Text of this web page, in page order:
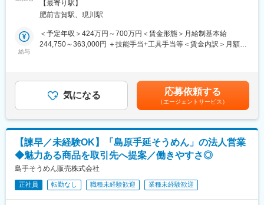
◆英語
英語は必須ではありませんが英語を使えると営業範囲が拡大でき
ます
車検や点検整備・修理・パーツの取り付け等の整備業務に従事い
ただきます。
◇車検/点検整備、一般整備
◇アドバイザーへの作業内容共有連携
説明を行います。
・営業推進室研修 ：営業の販売促進部門より、全3回の研
修を行います。
（入社時・入社より１か月・入社よ
り３か月）
・ブラザー/シスター制度 ：入社より最長で半年間、先輩社員が教
育担当として１名付き、OJTで指導をいたします。
【最寄り駅】
肥前古賀駅、現川駅
給与
＜予定年収＞424万円～700万円＜賃金形態＞月給制基本給
244,750～363,000円 ＋技能手当+工具手当等＜賃金内訳＞月額
む・残業代（1分単位で支給。1か月平均残業時間:25時間）・イン
センティブ別途支給・賞与 年２回支給（6月,12月）・給与
改定 年２回（7月,1月）・工具手当・技能手当・役職手当賃金は
あくまでも目安の金額であり、選考を通じて上下する可能性があ
ります。月給(月額)は固定手当を含めた表記です。
気になる 応募依頼する
（エージェントサービス）
【諫早／未経験OK】「島原手延そうめん」の法人営業
◆魅力ある商品を取引先へ提案／働きやすさ◎
島手そうめん販売株式会社
正社員 転勤なし 職種未経験歓迎 業種未経験歓迎